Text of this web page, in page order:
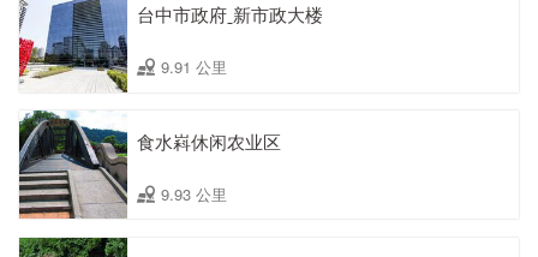
台中市政府ˍ新市政大楼
9.91 公里
食水嵙休闲农业区
9.93 公里